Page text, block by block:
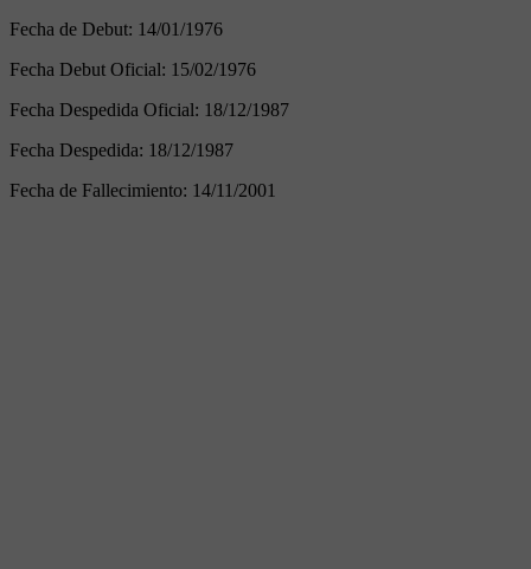
Fecha de Debut: 14/01/1976
Fecha Debut Oficial: 15/02/1976
Fecha Despedida Oficial: 18/12/1987
Fecha Despedida: 18/12/1987
Fecha de Fallecimiento: 14/11/2001